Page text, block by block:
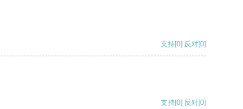
支持[0] 反对[0]
支持[0] 反对[0]